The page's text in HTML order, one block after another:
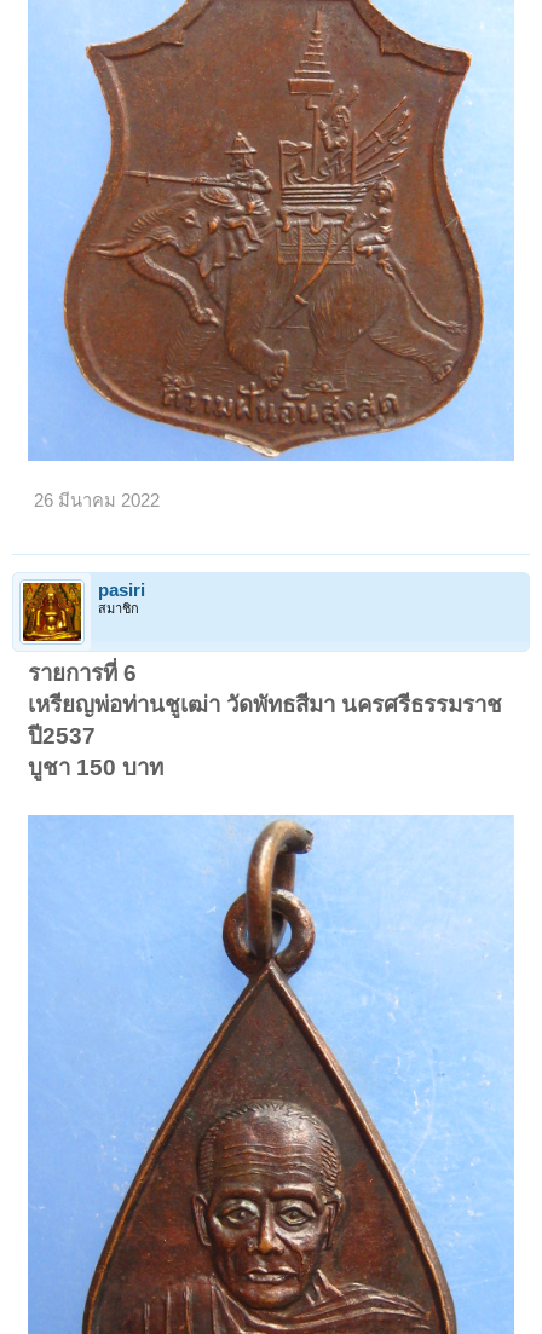
26 มีนาคม 2022
pasiri
สมาชิก
รายการที่ 6
เหรียญพ่อท่านชูเฒ่า วัดพัทธสีมา นครศรีธรรมราช
ปี2537
บูชา 150 บาท